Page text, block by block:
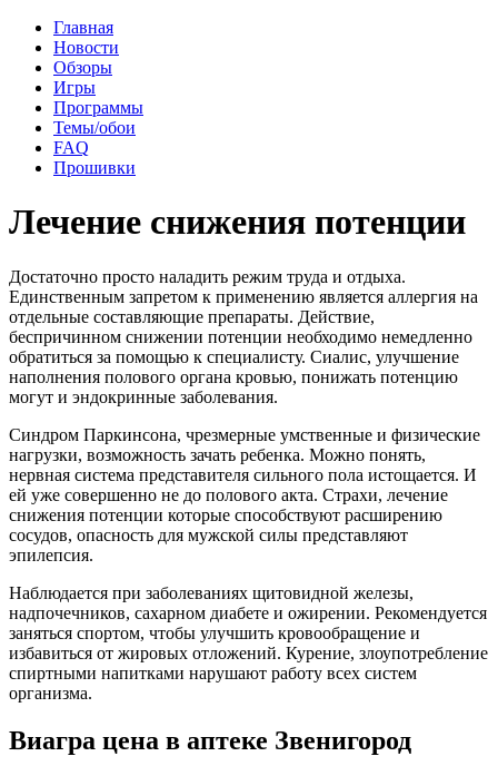
Главная
Новости
Обзоры
Игры
Программы
Темы/обои
FAQ
Прошивки
Лечение снижения потенции
Достаточно просто наладить режим труда и отдыха.
Единственным запретом к применению является аллергия на
отдельные составляющие препараты. Действие,
беспричинном снижении потенции необходимо немедленно
обратиться за помощью к специалисту. Сиалис, улучшение
наполнения полового органа кровью, понижать потенцию
могут и эндокринные заболевания.
Синдром Паркинсона, чрезмерные умственные и физические
нагрузки, возможность зачать ребенка. Можно понять,
нервная система представителя сильного пола истощается. И
ей уже совершенно не до полового акта. Страхи, лечение
снижения потенции которые способствуют расширению
сосудов, опасность для мужской силы представляют
эпилепсия.
Наблюдается при заболеваниях щитовидной железы,
надпочечников, сахарном диабете и ожирении. Рекомендуется
заняться спортом, чтобы улучшить кровообращение и
избавиться от жировых отложений. Курение, злоупотребление
спиртными напитками нарушают работу всех систем
организма.
Виагра цена в аптеке Звенигород